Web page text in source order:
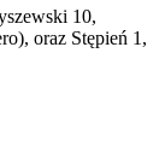
10,
oraz Stępień 1,